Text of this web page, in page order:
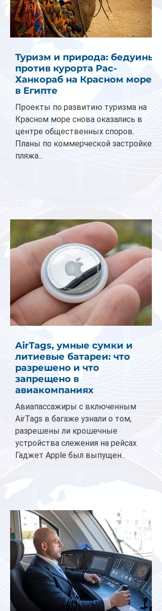
Туризм и природа: бедуины
против курорта Рас-
Ханкораб на Красном море
в Египте
Проекты по развитию туризма на
Красном море снова оказались в
центре общественных споров.
Планы по коммерческой застройке
пляжа...
AirTags, умные сумки и
литиевые батареи: что
разрешено и что
запрещено в
авиакомпаниях
Авиапассажиры с включенным
AirTags в багаже узнали о том,
разрешены ли крошечные
устройства слежения на рейсах.
Гаджет Apple был выпущен...